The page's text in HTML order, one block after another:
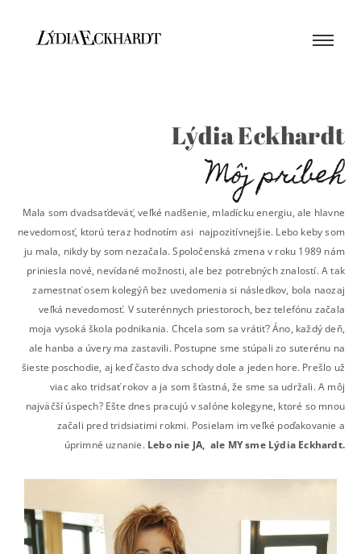
Lýdia Eckhardt
Môj príbeh
Mala som dvadsaťdeväť, veľké nadšenie, mladícku energiu, ale hlavne
nevedomosť, ktorú teraz hodnotím asi najpozitívnejšie. Lebo keby som
ju mala, nikdy by som nezačala. Spoločenská zmena v roku 1989 nám
priniesla nové, nevídané možnosti, ale bez potrebných znalostí. A tak
zamestnať osem kolegýň bez uvedomenia si následkov, bola naozaj
veľká nevedomosť. V suterénnych priestoroch, bez telefónu začala
moja vysoká škola podnikania. Chcela som sa vrátiť? Áno, každý deň,
ale hanba a úvery ma zastavili. Postupne sme stúpali zo suterénu na
šieste poschodie, aj keď často dva schody dole a jeden hore. Prešlo už
viac ako tridsať rokov a ja som šťastná, že sme sa udržali. A môj
najväčší úspech? Ešte dnes pracujú v salóne kolegyne, ktoré so mnou
začali pred tridsiatimi rokmi. Posielam im veľké poďakovanie a
úprimné uznanie.Lebo nie JA, ale MY sme Lýdia Eckhardt.